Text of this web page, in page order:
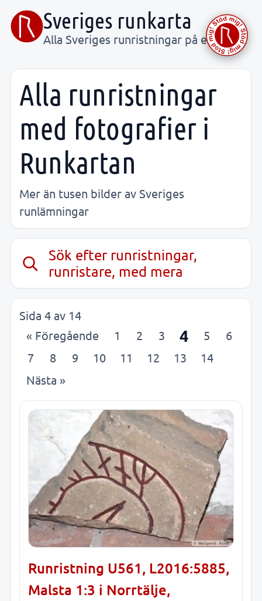
Sveriges runkarta
Alla Sveriges runristningar på ett ställe
Alla runristningar
med fotografier i
Runkartan
Mer än tusen bilder av Sveriges
runlämningar
Sök efter runristningar,
runristare, med mera
Sida 4 av 14
« Föregående
1 2 3 4 5
6
7
8 9 10 11 12 13
14
Nästa »
Runristning U561, L2016:5885,
Malsta 1:3 i Norrtälje,